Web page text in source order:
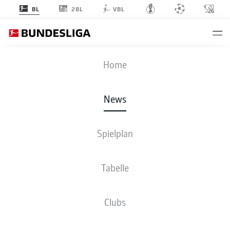
BL 2BL VBL
Home
News
Spielplan
Tabelle
Clubs